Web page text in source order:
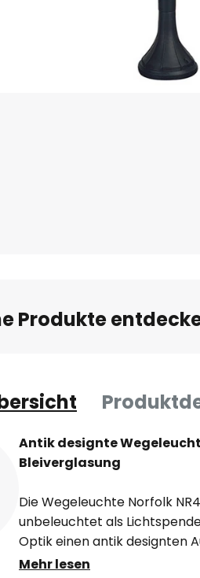
Produkte
Antik designte
Bleiverglasung
Die Wegeleuchte Norfolk
unbeleuchtet als
Optik einen antik designten
wirken lässt. Sobald das
Mehr lesen